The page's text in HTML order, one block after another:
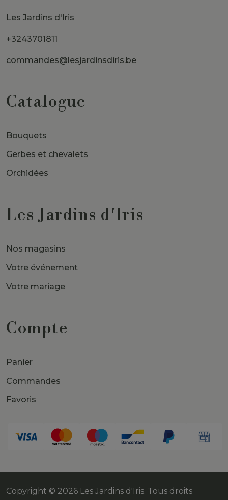
Les Jardins d'Iris
+3243701811
commandes@lesjardinsdiris.be
Catalogue
Bouquets
Gerbes et chevalets
Orchidées
Les Jardins d'Iris
Nos magasins
Votre événement
Votre mariage
Compte
Panier
Commandes
Favoris
Copyright © 2026 Les Jardins d'Iris. Tous droits